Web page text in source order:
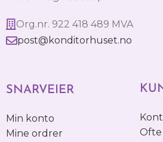
Org.nr. 922 418 489 MVA
post@konditorhuset.no
SNARVEIER
Min konto
Mine ordrer
Ofte